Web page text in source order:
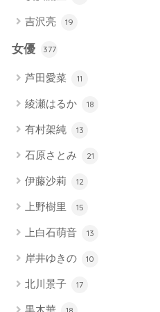
吉沢亮 19
女優 377
芦田愛菜 11
綾瀬はるか 18
有村架純 13
石原さとみ 21
伊藤沙莉 12
上野樹里 15
上白石萌音 13
岸井ゆきの 10
北川景子 17
黒木華